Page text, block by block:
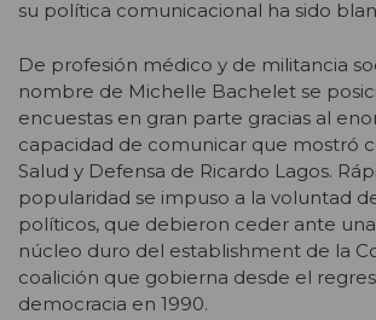
su política comunicacional ha sido
De profesión médico y de militancia
nombre de Michelle Bachelet se
encuestas en gran parte gracias al
capacidad de comunicar que mostró
Salud y Defensa de Ricardo Lagos.
popularidad se impuso a la voluntad
políticos, que debieron ceder ante
núcleo duro del establishment de la
coalición que gobierna desde el
democracia en 1990.